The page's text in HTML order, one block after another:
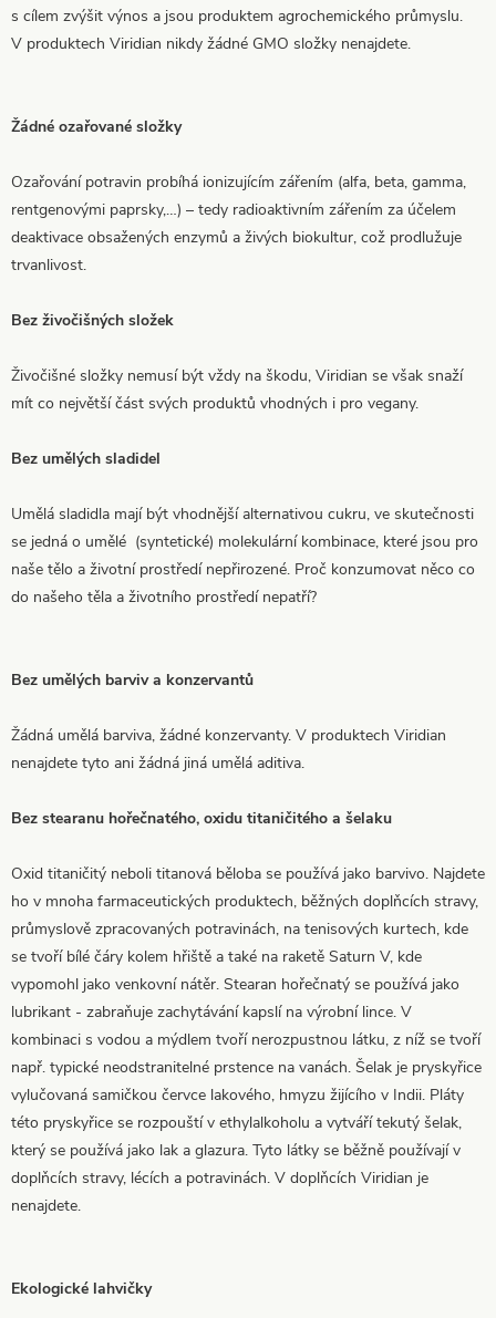
s cílem zvýšit výnos a jsou produktem agrochemického průmyslu.
V produktech Viridian nikdy žádné GMO složky nenajdete.
Žádné ozařované složky
Ozařování potravin probíhá ionizujícím zářením (alfa, beta, gamma,
rentgenovými paprsky,…) – tedy radioaktivním zářením za účelem
deaktivace obsažených enzymů a živých biokultur, což prodlužuje
trvanlivost.
Bez živočišných složek
Živočišné složky nemusí být vždy na škodu, Viridian se však snaží
mít co největší část svých produktů vhodných i pro vegany.
Bez umělých sladidel
Umělá sladidla mají být vhodnější alternativou cukru, ve skutečnosti
se jedná o umělé (syntetické) molekulární kombinace, které jsou pro
naše tělo a životní prostředí nepřirozené. Proč konzumovat něco co
do našeho těla a životního prostředí nepatří?
Bez umělých barviv a konzervantů
Žádná umělá barviva, žádné konzervanty. V produktech Viridian
nenajdete tyto ani žádná jiná umělá aditiva.
Bez stearanu hořečnatého, oxidu titaničitého a šelaku
Oxid titaničitý neboli titanová běloba se používá jako barvivo. Najdete
ho v mnoha farmaceutických produktech, běžných doplňcích stravy,
průmyslově zpracovaných potravinách, na tenisových kurtech, kde
se tvoří bílé čáry kolem hřiště a také na raketě Saturn V, kde
vypomohl jako venkovní nátěr. Stearan hořečnatý se používá jako
lubrikant - zabraňuje zachytávání kapslí na výrobní lince. V
kombinaci s vodou a mýdlem tvoří nerozpustnou látku, z níž se tvoří
např. typické neodstranitelné prstence na vanách. Šelak je pryskyřice
vylučovaná samičkou červce lakového, hmyzu žijícího v Indii. Pláty
této pryskyřice se rozpouští v ethylalkoholu a vytváří tekutý šelak,
který se používá jako lak a glazura. Tyto látky se běžně používají v
doplňcích stravy, lécích a potravinách. V doplňcích Viridian je
nenajdete.
Ekologické lahvičky